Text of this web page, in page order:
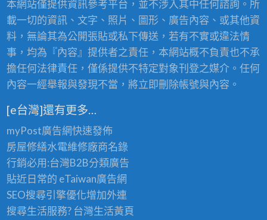
本網站僅提供資訊參考平台，並不涉入其中任何諮詢。所
載一切的資訊、文字、照片、圖形、廣告內容、或其他資
料，無論其為公開張貼或私下傳送，若有不實或違法情
事，均為『內容』提供者之責任，本網站概不負責也不承
擔任何法律責任，僅係提供不特定對象刊登之媒介。任何
內容一經舉報與發現不當，將立即刪除帳號與內容。
[e台灣]還有更多…
myPost廣告網快速發佈
房屋修繕水電維修廠商名錄
行銷必用:台灣B2B分類廣告
貼近日常的 eTaiwan廣告網
SEO搜尋引擎優化增加外連
搜尋生活服務? 台灣生活黃頁